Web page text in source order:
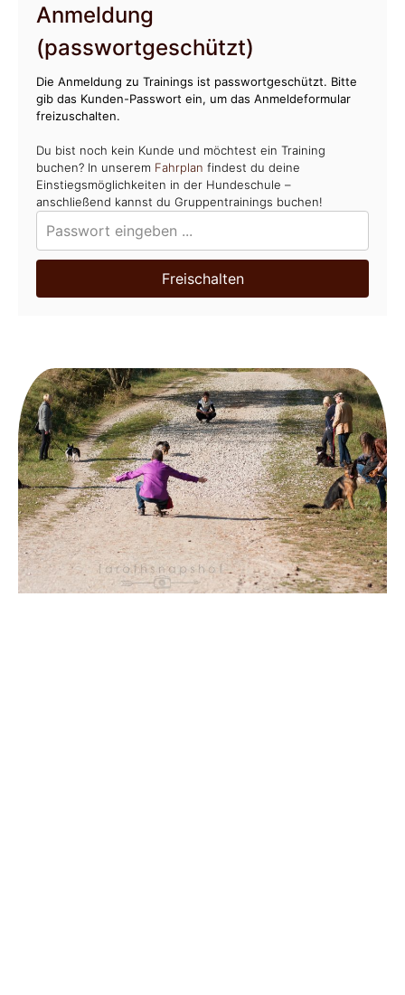
Anmeldung
(passwortgeschützt)
Die Anmeldung zu Trainings ist passwortgeschützt. Bitte
gib das Kunden-Passwort ein, um das Anmeldeformular
freizuschalten.
Du bist noch kein Kunde und möchtest ein Training
buchen? In unserem Fahrplan findest du deine
Einstiegsmöglichkeiten in der Hundeschule –
anschließend kannst du Gruppentrainings buchen!
Freischalten